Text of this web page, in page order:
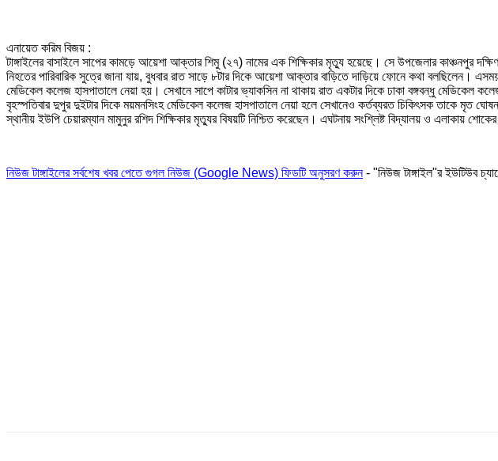
এনায়েত করিম বিজয় :
টাঙ্গাইলের বাসাইলে সাপের কামড়ে আয়েশা আক্তার শিমু (২৭) নামের এক শিক্ষিকার মৃত্যু হয়েছে। সে উপজেলার কাঞ্চনপুর
নিহতের পারিবারিক সুত্রে জানা যায়, বুধবার রাত সাড়ে ৮টার দিকে আয়েশা আক্তার বাড়িতে দাড়িয়ে ফোনে কথা বলছিলেন।
মেডিকেল কলেজ হাসপাতালে নেয়া হয়। সেখানে সাপে কাটার ভ্যাকসিন না থাকায় রাত একটার দিকে ঢাকা বঙ্গবন্ধু
বৃহস্পতিবার দুপুর দুইটার দিকে ময়মনসিংহ মেডিকেল কলেজ হাসপাতালে নেয়া হলে সেখানেও কর্তব্যরত চিকিৎসক তাকে মৃত
স্থানীয় ইউপি চেয়ারম্যান মামুনুর রশিদ শিক্ষিকার মৃত্যুর বিষয়টি নিশ্চিত করেছেন। এঘটনায় সংশ্লিষ্ট বিদ্যালয় ও এলাকায়
নিউজ টাঙ্গাইলের সর্বশেষ খবর পেতে গুগল নিউজ (Google News) ফিডটি অনুসরণ করুন- "নিউজ টাঙ্গাইল"র ইউটিউব